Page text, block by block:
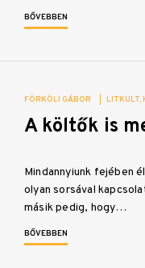
BŐVEBBEN
FÖRKÖLI GÁBOR LITKULT
A költők is
Mindannyiunk fejében
olyan sorsával
másik pedig, hogy…
BŐVEBBEN